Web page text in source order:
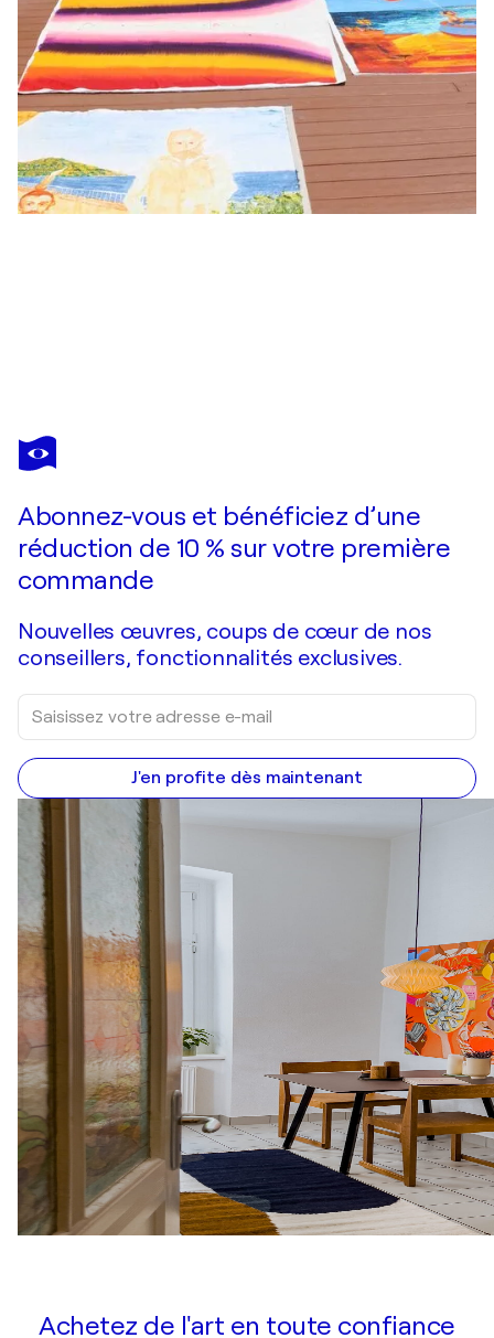
ARTURO PRINS
Hemis Gompa
Abonnez-vous et bénéficiez d’une
réduction de 10 % sur votre première
commande
Nouvelles œuvres, coups de cœur de nos
conseillers, fonctionnalités exclusives.
J'en profite dès maintenant
Achetez de l'art en toute confiance